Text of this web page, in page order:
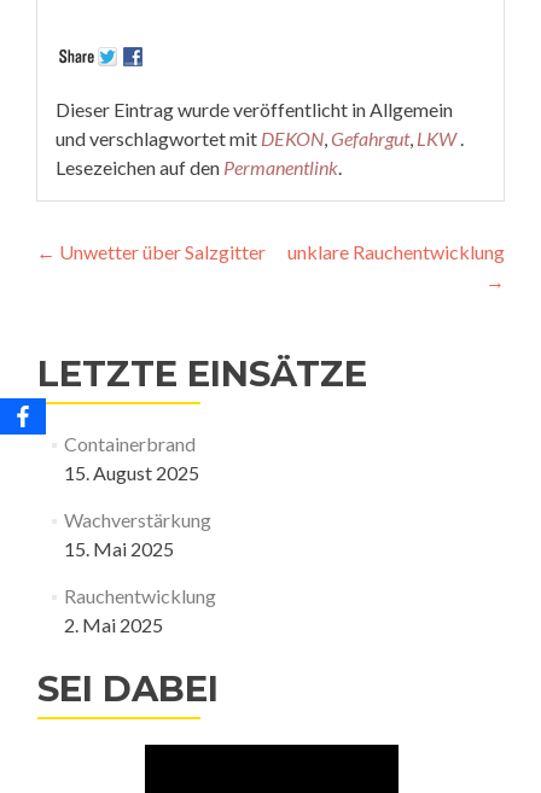
Dieser Eintrag wurde veröffentlicht in Allgemein
und verschlagwortet mit DEKON,Gefahrgut, LKW.
Lesezeichen auf den Permanentlink.
Beitragsnavigation
← Unwetter über Salzgitter
unklare Rauchentwicklung
→
LETZTE EINSÄTZE
Containerbrand
15. August 2025
Wachverstärkung
15. Mai 2025
Rauchentwicklung
2. Mai 2025
SEI DABEI